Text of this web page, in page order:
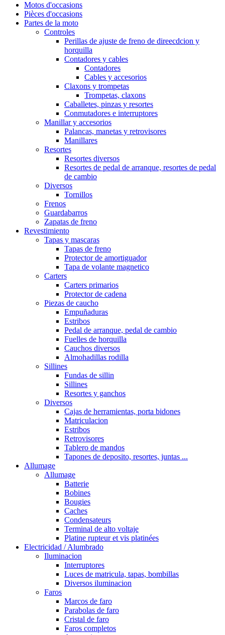
Motos d'occasions
Pièces d'occasions
Partes de la moto
Controles
Perillas de ajuste de freno de direecdcion y
horquilla
Contadores y cables
Contadores
Cables y accesorios
Claxons y trompetas
Trompetas, claxons
Caballetes, pinzas y resortes
Conmutadores e interruptores
Manillar y accesorios
Palancas, manetas y retrovisores
Manillares
Resortes
Resortes diversos
Resortes de pedal de arranque, resortes de pedal
de cambio
Diversos
Tornillos
Frenos
Guardabarros
Zapatas de freno
Revestimiento
Tapas y mascaras
Tapas de freno
Protector de amortiguador
Tapa de volante magnetico
Carters
Carters primarios
Protector de cadena
Piezas de caucho
Empuñaduras
Estribos
Pedal de arranque, pedal de cambio
Fuelles de horquilla
Cauchos diversos
Almohadillas rodilla
Sillines
Fundas de sillin
Sillines
Resortes y ganchos
Diversos
Cajas de herramientas, porta bidones
Matriculacion
Estribos
Retrovisores
Tablero de mandos
Tapones de deposito, resortes, juntas ...
Allumage
Allumage
Batterie
Bobines
Bougies
Caches
Condensateurs
Terminal de alto voltaje
Platine rupteur et vis platinées
Electricidad / Alumbrado
Iluminacion
Interruptores
Luces de matricula, tapas, bombillas
Diversos iluminacion
Faros
Marcos de faro
Parabolas de faro
Cristal de faro
Faros completos